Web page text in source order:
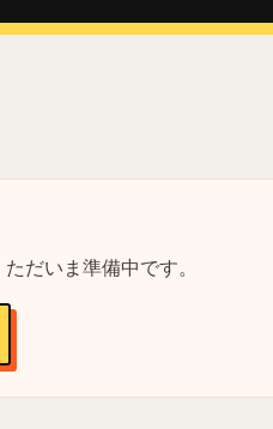
だいま準備中です。